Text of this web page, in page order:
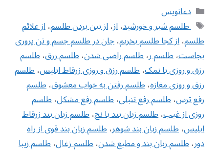
دسته‌ها
دعانویس
برچسب‌ها
‌ طلسم شیر و خورشید،از،از بین بردن طلسم،از علائم
طلسم،از کجا طلسم بخریم،‌جان در طلسم جسم و تن پروری
بجاست،طلسم ر،طلسم راضی شدن،طلسم رزق،طلسم
رزق و روزی با نمک،طلسم رزق و روزی زرقاط ابلیس،طلسم
رزق و روزی مغازه،طلسم رفتن به خواب معشوق،طلسم
رفع ترس،طلسم رفع تنبلی،طلسم رفع مشکل،طلسم
روزی از غیب،طلسم زبان بند با نخ،طلسم زبان بند زرقاط
ابلیس،طلسم زبان بند شوهر،طلسم زبان بند قوی از راه
دور،طلسم زبان بند و مطیع شدن،طلسم زغال،طلسم زیبا